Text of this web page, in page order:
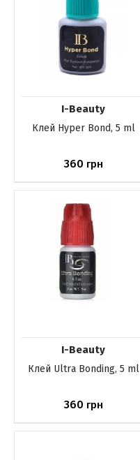
I-Beauty
Клей Hyper Bond, 5 ml
360 грн
I-Beauty
Клей Ultra Bonding, 5 ml
360 грн